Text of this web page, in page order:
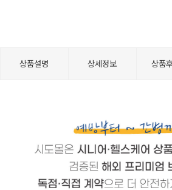
상품설명 상세정보 상품